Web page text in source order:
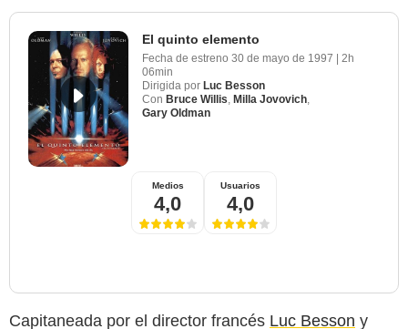
El quinto elemento
Fecha de estreno 30 de mayo de 1997 | 2h
06min
Dirigida por Luc Besson
Con Bruce Willis Milla Jovovich
Gary Oldman
Medios
4,0
Usuarios
4,0
Capitaneada por el director francés Luc Besson y